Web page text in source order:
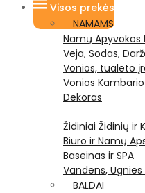
Visos prekės
NAMAMS
Namų Apyvokos
Veja, Sodas,
Vonios, tualeto
Vonios
Dekoras
Židiniai Židinių ir
Biuro ir Namų
Baseinas ir SPA
Vandens,
BALDAI